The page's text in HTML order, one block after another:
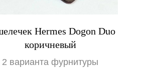
Hermes Dogon Duo
коричневый
2 варианта фурнитуры